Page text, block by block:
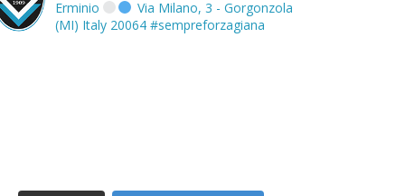
Erminio
Via Milano, 3 - Gorgonzola
(MI) Italy 20064 #sempreforzagiana